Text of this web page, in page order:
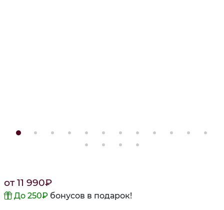
от11 990₽
До 250₽ бонусов в подарок!